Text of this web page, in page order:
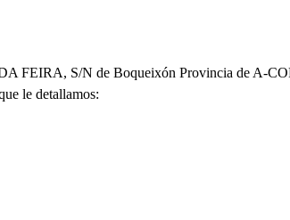
FEIRA, S/N de Boqueixón Provincia de A-
le detallamos: